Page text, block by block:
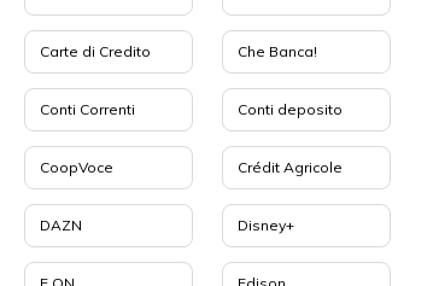
Carte di Credito Che Banca!
Conti Correnti Conti deposito
CoopVoce Crédit Agricole
DAZN Disney+